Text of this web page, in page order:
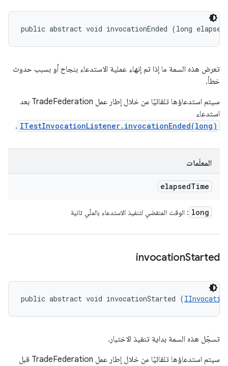
public abstract void invocationEnded (long
تعرض هذه السمة ما إذا تم إنهاء عملية الاستدعاء بنجاح أو بسبب حدوث
خطأ.
سيتم استدعاؤها تلقائيًا من خلال إطار عمل TradeFederation بعد
استدعاء
ITestInvocationListener.invocationEnded(long)
.
المعلَمات
elapsedTime
long : الوقت المنقضي لتنفيذ الاستدعاء بالملّي ثانية
invocationStarted
public abstract void invocationStarted (
تسجّل هذه السمة بداية تنفيذ الاختبار.
سيتم استدعاؤها تلقائيًا من خلال إطار عمل TradeFederation قبل